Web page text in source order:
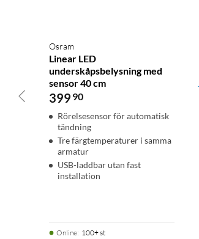
Osram
Linear LED
underskåpsbelysning med
sensor 40 cm
399 90
Rörelsesensor för automatisk
tändning
Tre färgtemperaturer i samma
armatur
USB-laddbar utan fast
installation
Online: 100+ st